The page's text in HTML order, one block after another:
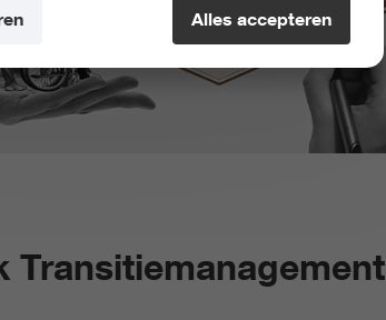
Transitiemanagement
Alles accepteren